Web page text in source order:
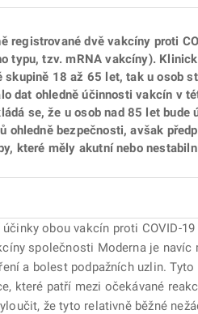
registrované dvě vakcíny proti
typu, tzv. mRNA vakcíny).
skupině 18 až 65 let, tak u osob
dat ohledně účinnosti vakcín v
se, že u osob nad 85 let
bezpečnosti, avšak
které měly akutní nebo
obou vakcín proti COVID-
společnosti Moderna je
a bolest podpažních uzlin.
které patří mezi očekávané
že tyto relativně běžné